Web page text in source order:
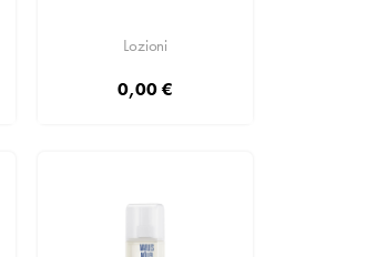
Lozioni
0,00 €